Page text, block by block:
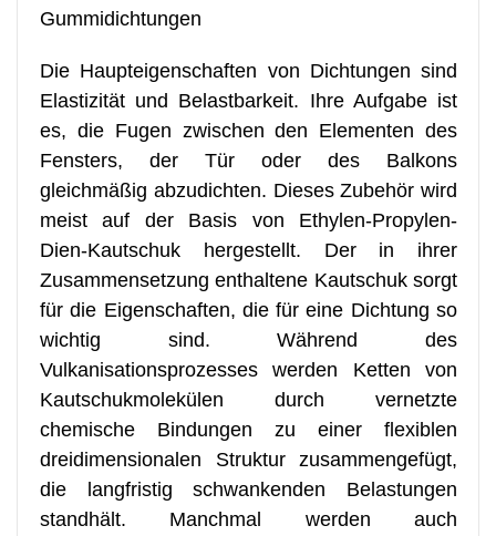
Gummidichtungen
Die Haupteigenschaften von Dichtungen sind
Elastizität und Belastbarkeit. Ihre Aufgabe ist
es, die Fugen zwischen den Elementen des
Fensters, der Tür oder des Balkons
gleichmäßig abzudichten. Dieses Zubehör wird
meist auf der Basis von Ethylen-Propylen-
Dien-Kautschuk hergestellt. Der in ihrer
Zusammensetzung enthaltene Kautschuk sorgt
für die Eigenschaften, die für eine Dichtung so
wichtig sind. Während des
Vulkanisationsprozesses werden Ketten von
Kautschukmolekülen durch vernetzte
chemische Bindungen zu einer flexiblen
dreidimensionalen Struktur zusammengefügt,
die langfristig schwankenden Belastungen
standhält. Manchmal werden auch